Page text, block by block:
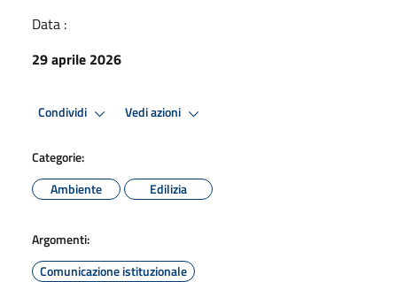
Data :
29 aprile 2026
Condividi Vedi azioni
Categorie:
Ambiente
Edilizia
Argomenti:
Comunicazione istituzionale